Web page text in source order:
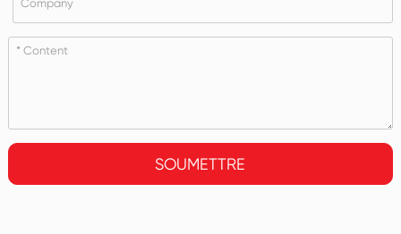
SOUMETTRE